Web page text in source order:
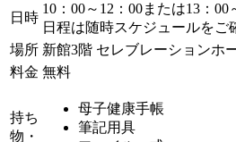
日時
10：00～12：00または13：00
日程は随時スケジュールをご
場所 新館3階 セレブレーションホ
料金 無料
持ち
物・
母子健康手帳
筆記用具